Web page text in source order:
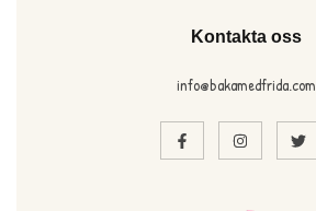
Kontakta oss
info@bakamedfrida.com